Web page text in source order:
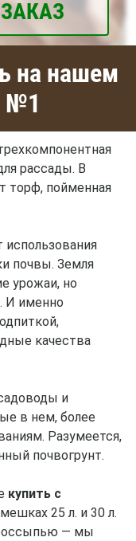
на нашем
№1
рассады. В
торф, пойменная
почвы. Земля
урожаи, но
И именно
качества
и
в нем, более
Разумеется,
почвогрунт.
купить с
25 л. и 30 л.
— мы